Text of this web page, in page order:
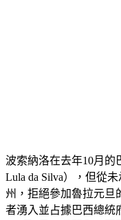
波索納洛在去年10月的
Lula da Silva），但從
州，拒絕參加魯拉元旦
者湧入並占據巴西總統